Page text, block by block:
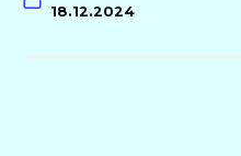
18.12.2024